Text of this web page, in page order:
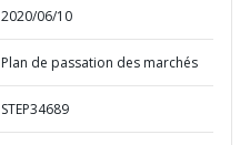
2020/06/10
Plan de passation des marchés
STEP34689